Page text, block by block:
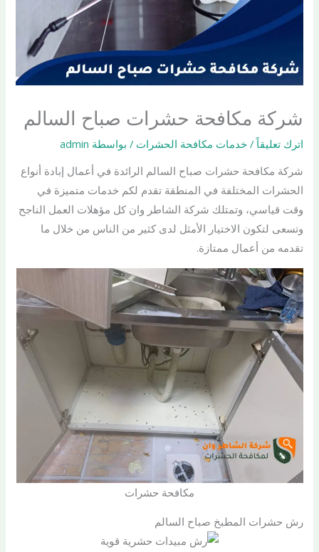
شركة مكافحة حشرات صباح السالم
اترك تعليقاً /خدمات مكافحة الحشرات / بواسطة admin
شركة مكافحة حشرات صباح السالم الرائدة في أعمال إبادة أنواع
الحشرات المختلفة في المنطقة تقدم لكم خدمات متميزة في
وقت قياسي، وتمتلك شركة الشاطر وان كل مؤهلات العمل الناجح
وتسعى لتكون الاختيار الأمثل لدى كثير من الناس من خلال ما
تقدمه من أعمال ممتازة.
مكافحة حشرات
رش حشرات المطبخ صباح السالم